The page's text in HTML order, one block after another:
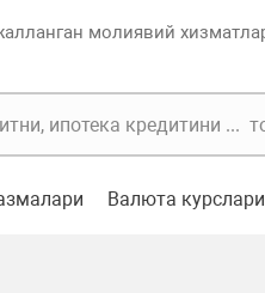
молиявий
Валюта курслари